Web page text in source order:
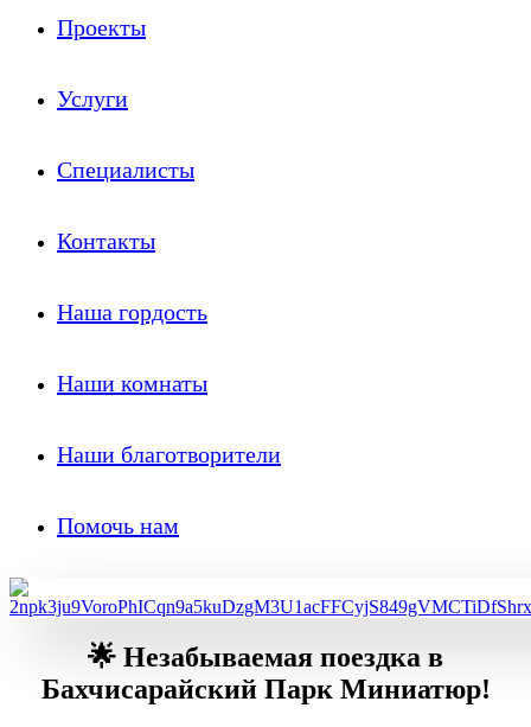
Проекты
Услуги
Специалисты
Контакты
Наша гордость
Наши комнаты
Наши благотворители
Помочь нам
🌟 Незабываемая поездка в
Бахчисарайский Парк Миниатюр!